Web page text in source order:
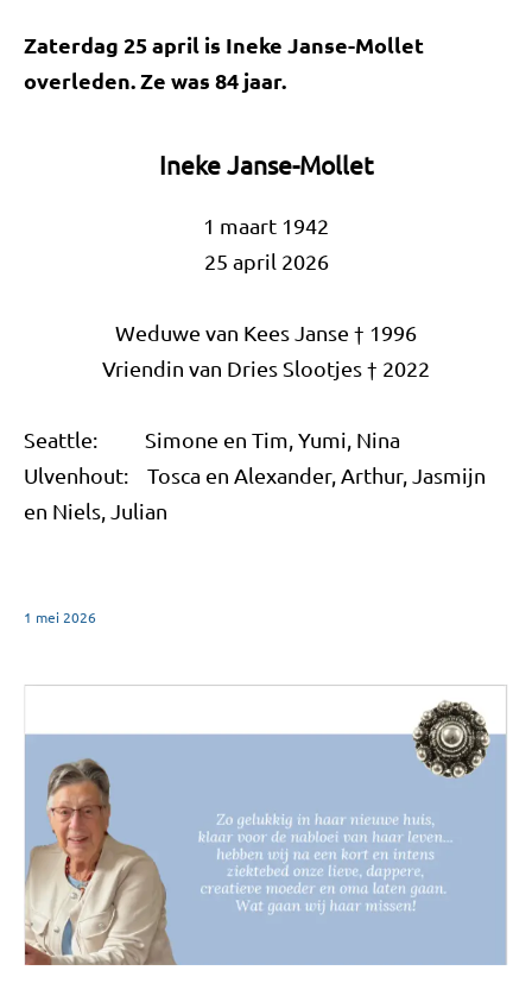
Zaterdag 25 april is Ineke Janse-Mollet
overleden. Ze was 84 jaar.
Ineke Janse-Mollet
1 maart 1942
25 april 2026
Weduwe van Kees Janse † 1996
Vriendin van Dries Slootjes † 2022
Seattle: Simone en Tim, Yumi, Nina
Ulvenhout: Tosca en Alexander, Arthur, Jasmijn
en Niels, Julian
1 mei 2026